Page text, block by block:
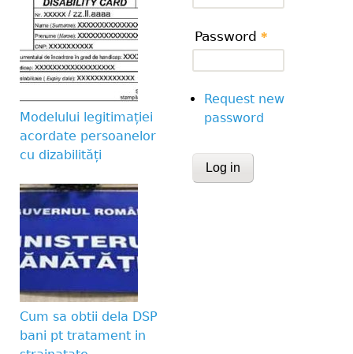
Modelului legitimației
acordate persoanelor
cu dizabilități
Cum sa obtii dela DSP
bani pt tratament in
Password *
Request new
password
CAPTCHA